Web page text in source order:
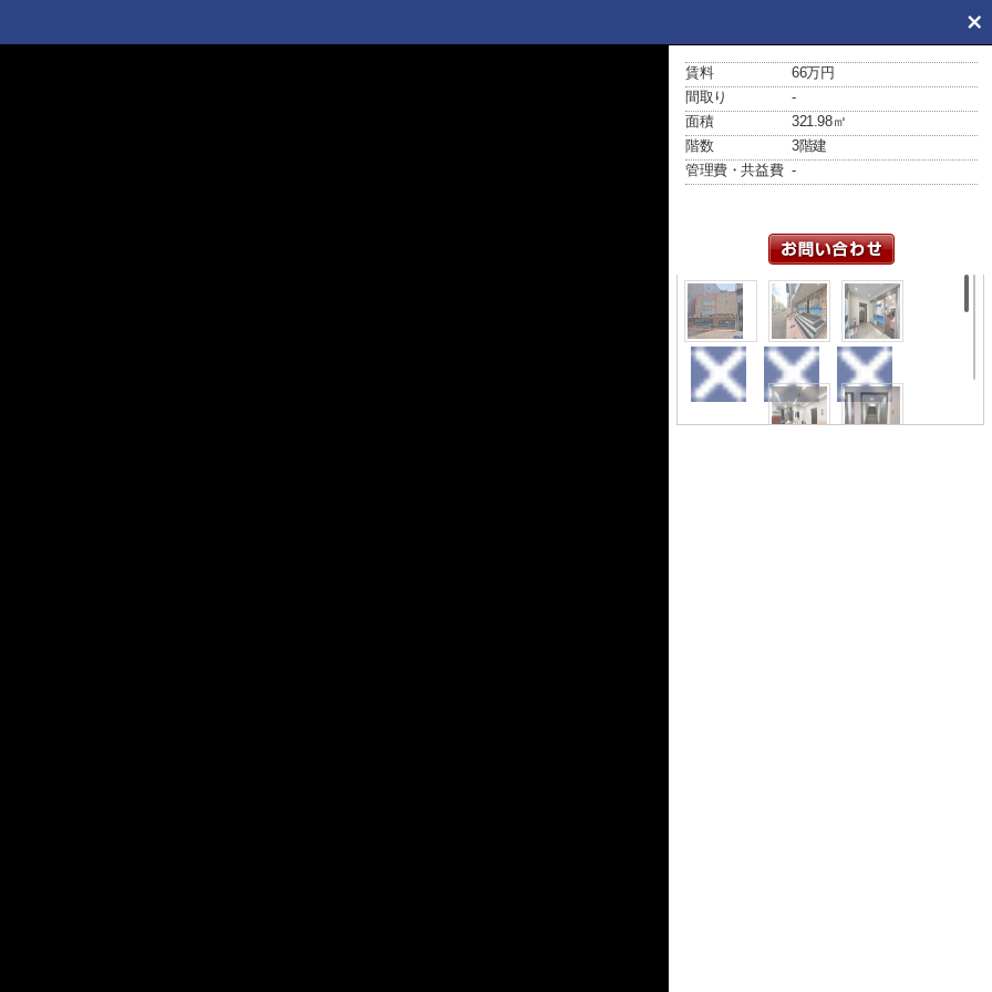
賃料
66万円
間取り
-
面積
321.98㎡
階数
3階建
管理費・共益費 -
外観